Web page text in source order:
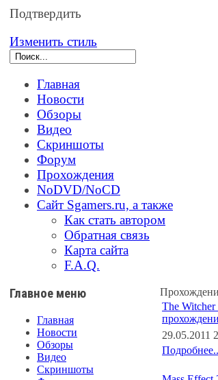
Подтвердить
Изменить стиль
Главная
Новости
Обзоры
Видео
Скриншоты
Форум
Прохождения
NoDVD/NoCD
Сайт Sgamers.ru, а также
Как стать автором
Обратная связь
Карта сайта
F.A.Q.
Главное меню
Главная
Новости
Обзоры
Видео
Скриншоты
The
29.05.2011